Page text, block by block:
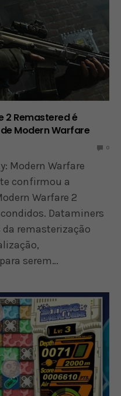
2 Remastered é
Modern Warfare
0
Modern Warfare
confirmou a
Warfare 2
Dataminers
remasterização
serem…